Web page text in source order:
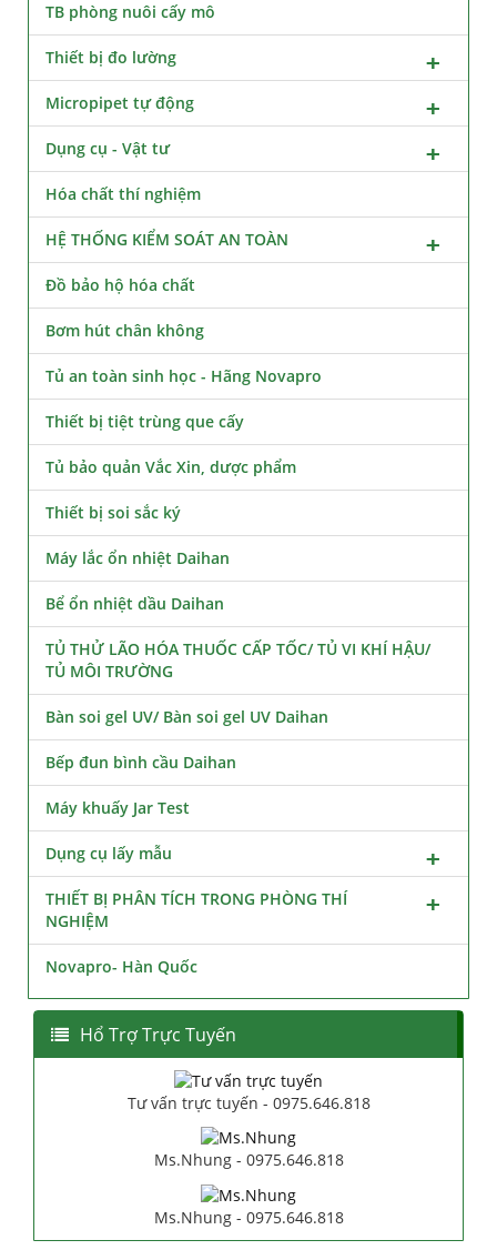
TB phòng nuôi cấy mô
Thiết bị đo lường
Micropipet tự động
Dụng cụ - Vật tư
Hóa chất thí nghiệm
HỆ THỐNG KIỂM SOÁT AN TOÀN
Đồ bảo hộ hóa chất
Bơm hút chân không
Tủ an toàn sinh học - Hãng Novapro
Thiết bị tiệt trùng que cấy
Tủ bảo quản Vắc Xin, dược phẩm
Thiết bị soi sắc ký
Máy lắc ổn nhiệt Daihan
Bể ổn nhiệt dầu Daihan
TỦ THỬ LÃO HÓA THUỐC CẤP TỐC/ TỦ VI KHÍ HẬU/
TỦ MÔI TRƯỜNG
Bàn soi gel UV/ Bàn soi gel UV Daihan
Bếp đun bình cầu Daihan
Máy khuấy Jar Test
Dụng cụ lấy mẫu
THIẾT BỊ PHÂN TÍCH TRONG PHÒNG THÍ
NGHIỆM
Novapro- Hàn Quốc
Hổ Trợ Trực Tuyến
Tư vấn trực tuyến - 0975.646.818
Ms.Nhung - 0975.646.818
Ms.Nhung - 0975.646.818